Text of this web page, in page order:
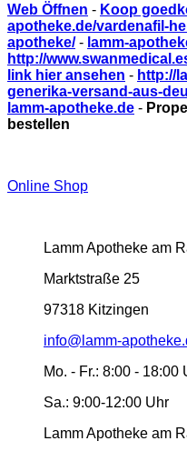
Web Öffnen - Koop
apotheke.de/vardenafil-
apotheke/- lamm-
http://
link hier ansehen - http://
generika-versand-aus-
lamm-apotheke.de -
bestellen
Online Shop
Lamm Apotheke am
Marktstraße 25
97318 Kitzingen
info@lamm-
Mo. - Fr.: 8:00 - 18:00
Sa.: 9:00-12:00 Uhr
Lamm Apotheke am